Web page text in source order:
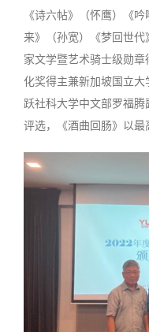
《诗六帖》（怀鹰）《
来》（孙宽）《梦回世
家文学暨艺术骑士级勋
化奖得主兼新加坡国立
跃社科大学中文部罗福
评选，《酒曲回肠》以最